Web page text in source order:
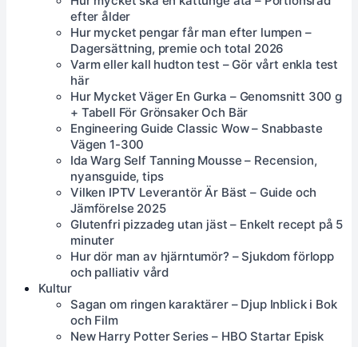
efter ålder
Hur mycket pengar får man efter lumpen –
Dagersättning, premie och total 2026
Varm eller kall hudton test – Gör vårt enkla test
här
Hur Mycket Väger En Gurka – Genomsnitt 300 g
+ Tabell För Grönsaker Och Bär
Engineering Guide Classic Wow – Snabbaste
Vägen 1-300
Ida Warg Self Tanning Mousse – Recension,
nyansguide, tips
Vilken IPTV Leverantör Är Bäst – Guide och
Jämförelse 2025
Glutenfri pizzadeg utan jäst – Enkelt recept på 5
minuter
Hur dör man av hjärntumör? – Sjukdom förlopp
och palliativ vård
Kultur
Sagan om ringen karaktärer – Djup Inblick i Bok
och Film
New Harry Potter Series – HBO Startar Episk